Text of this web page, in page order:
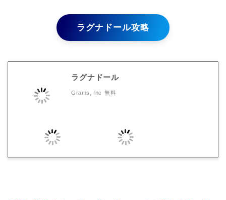
ラグナドール攻略
ラグナドール
Grams, Inc 無料